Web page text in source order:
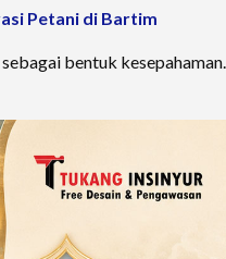
Petani di Bartim
bentuk kesepahaman.